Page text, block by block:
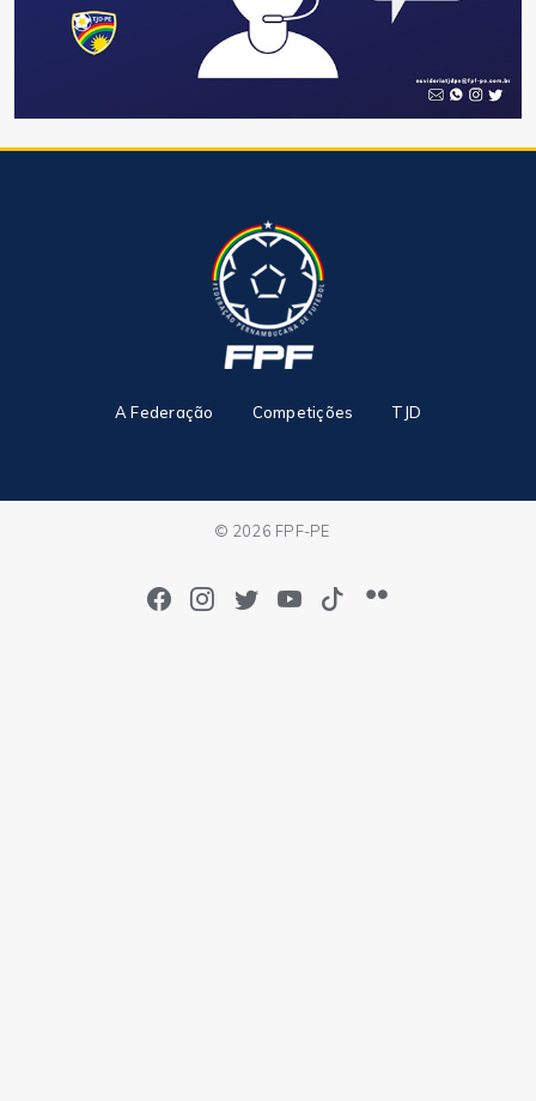
A Federação Competições TJD
© 2026 FPF-PE